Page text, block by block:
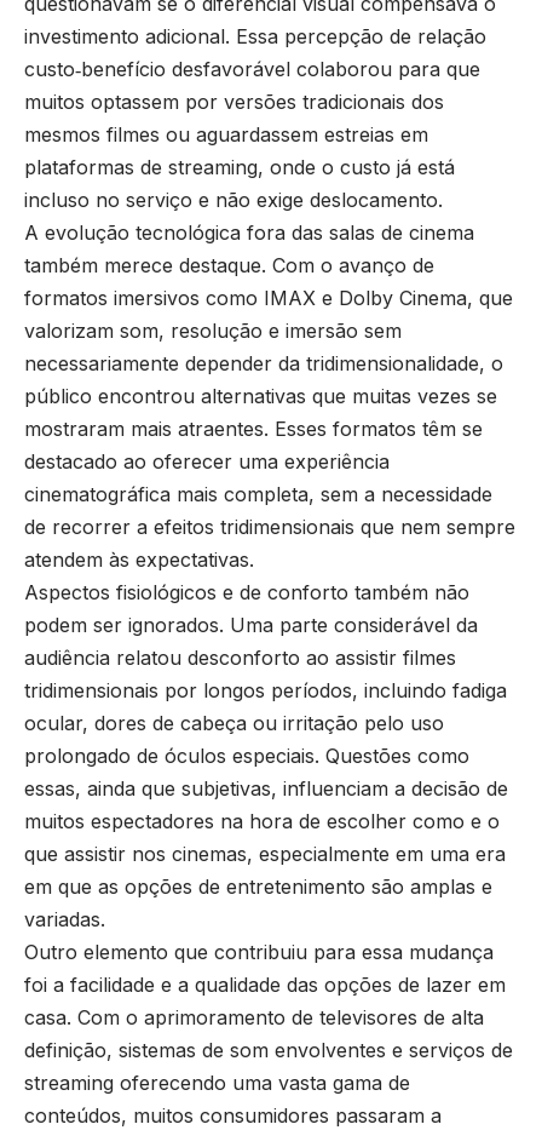
investimento adicional. Essa percepção de relação
custo‑benefício desfavorável colaborou para que
muitos optassem por versões tradicionais dos
mesmos filmes ou aguardassem estreias em
plataformas de streaming, onde o custo já está
incluso no serviço e não exige deslocamento.
A evolução tecnológica fora das salas de cinema
também merece destaque. Com o avanço de
formatos imersivos como IMAX e Dolby Cinema, que
valorizam som, resolução e imersão sem
necessariamente depender da tridimensionalidade, o
público encontrou alternativas que muitas vezes se
mostraram mais atraentes. Esses formatos têm se
destacado ao oferecer uma experiência
cinematográfica mais completa, sem a necessidade
de recorrer a efeitos tridimensionais que nem sempre
atendem às expectativas.
Aspectos fisiológicos e de conforto também não
podem ser ignorados. Uma parte considerável da
audiência relatou desconforto ao assistir filmes
tridimensionais por longos períodos, incluindo fadiga
ocular, dores de cabeça ou irritação pelo uso
prolongado de óculos especiais. Questões como
essas, ainda que subjetivas, influenciam a decisão de
muitos espectadores na hora de escolher como e o
que assistir nos cinemas, especialmente em uma era
em que as opções de entretenimento são amplas e
variadas.
Outro elemento que contribuiu para essa mudança
foi a facilidade e a qualidade das opções de lazer em
casa. Com o aprimoramento de televisores de alta
definição, sistemas de som envolventes e serviços de
streaming oferecendo uma vasta gama de
conteúdos, muitos consumidores passaram a